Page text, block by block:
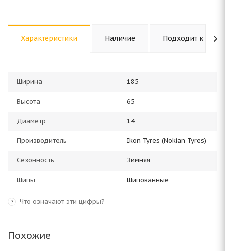
Характеристики Наличие Подходит к авто
Ширина 185
Высота 65
Диаметр 14
Производитель Ikon Tyres (Nokian Tyres)
Сезонность Зимняя
Шипы Шипованные
? Что означают эти цифры?
Похожие